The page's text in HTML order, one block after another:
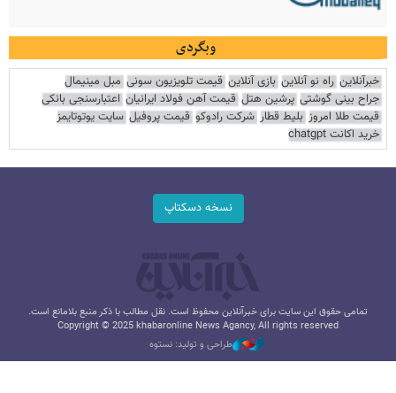
وبگردی
خبرآنلاین راه نو آنلاین بازی آنلاین قیمت تلویزیون سونی مبل مینیمال
جراح بینی گوشتی پرشین هتل قیمت آهن فولاد ایرانیان اعتبارسنجی بانکی
قیمت طلا امروز بلیط قطار شرکت رادوکو قیمت پروفیل سایت یوتوتایمز
خرید اکانت chatgpt
نسخه دسکتاپ
تمامی حقوق این سایت برای خبرآنلاین محفوظ است. نقل مطالب با ذکر منبع بلامانع است.
Copyright © 2025 khabaronline News Agancy, All rights reserved
طراحی و تولید: نستوه